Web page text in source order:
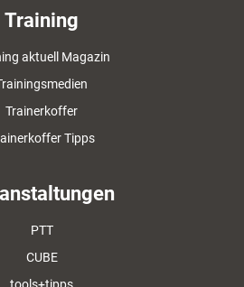
Training
aktuell Magazin
Trainerkoffer
Tipps
PTT
CUBE